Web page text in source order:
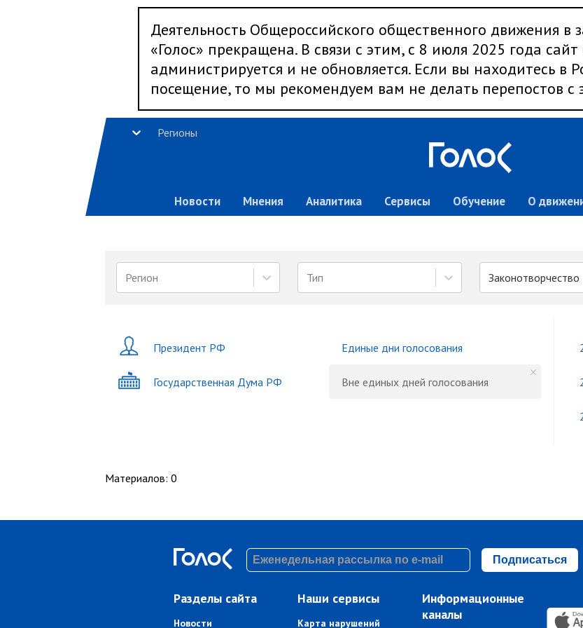
Деятельность Общероссийского общественного движения в
«Голос» прекращена. В связи с этим, с 8 июля 2025 года
администрируется и не обновляется. Если вы находитесь в
посещение, то мы рекомендуем вам не делать перепостов с
Регионы
Новости Мнения Аналитика Сервисы Обучение О
Регион Тип Законотворчество
Президент РФ
Государственная Дума РФ
Единые дни голосования
Вне единых дней голосования
Материалов: 0
Подписаться
Разделы сайта
Новости
Наши сервисы
Карта нарушений
Информационные
каналы